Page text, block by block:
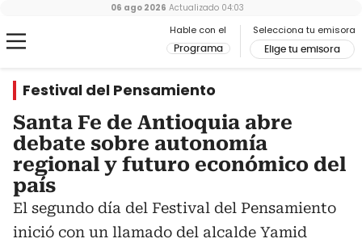
Hable con el
Programa
Selecciona tu emisora
Elige tu emisora
06 ago 2026 Actualizado 04:03
Festival del Pensamiento
Santa Fe de Antioquia abre
debate sobre autonomía
regional y futuro económico del
país
El segundo día del Festival del Pensamiento
inició con un llamado del alcalde Yamid